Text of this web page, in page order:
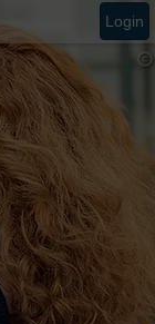
Login